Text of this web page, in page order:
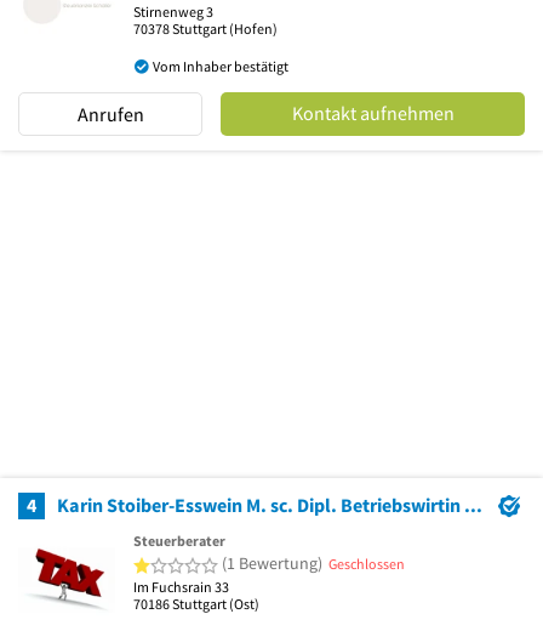
Stirnenweg 3
70378Stuttgart (Hofen)
Vom Inhaber bestätigt
Anrufen Kontakt aufnehmen
4 Karin Stoiber-Esswein M. sc. Dipl. Betriebswirtin Steuerberaterin
Steuerberater
1 von 5 Sternen
(1 Bewertung) Geschlossen
Im Fuchsrain 33
70186Stuttgart (Ost)